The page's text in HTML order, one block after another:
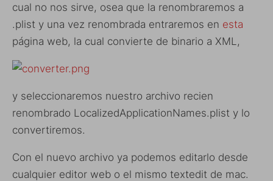
cual no nos sirve, osea que la renombraremos a
.plist y una vez renombrada entraremos en esta
página web, la cual convierte de binario a XML,
y seleccionaremos nuestro archivo recien
renombrado LocalizedApplicationNames.plist y lo
convertiremos.
Con el nuevo archivo ya podemos editarlo desde
cualquier editor web o el mismo textedit de mac.